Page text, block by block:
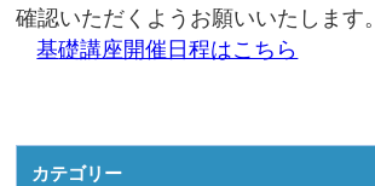
確認いただくようお願いいたします。
基礎講座開催日程はこちら
カテゴリー